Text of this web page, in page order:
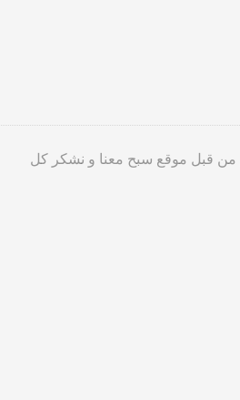
من قبل موقع سبح معنا و نشكر كل